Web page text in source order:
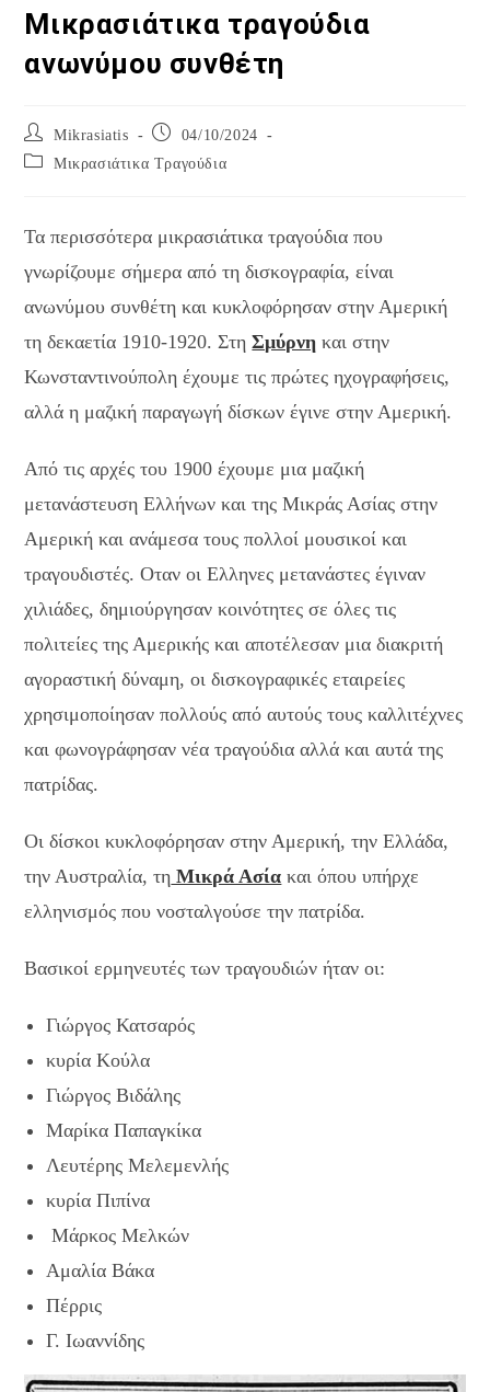
Μικρασιάτικα τραγούδια
ανωνύμου συνθέτη
Post
author:
Mikrasiatis
Post 04/10/2024
Post Μικρασιάτικα Τραγούδια
Τα περισσότερα μικρασιάτικα τραγούδια που
γνωρίζουμε σήμερα από τη δισκογραφία, είναι
ανωνύμου συνθέτη και κυκλοφόρησαν στην Αμερική
τη δεκαετία 1910-1920. ΣτηΣμύρνη και στην
Κωνσταντινούπολη έχουμε τις πρώτες ηχογραφήσεις,
αλλά η μαζική παραγωγή δίσκων έγινε στην Αμερική.
Από τις αρχές του 1900 έχουμε μια μαζική
μετανάστευση Ελλήνων και της Μικράς Ασίας στην
Αμερική και ανάμεσα τους πολλοί μουσικοί και
τραγουδιστές. Οταν οι Ελληνες μετανάστες έγιναν
χιλιάδες, δημιούργησαν κοινότητες σε όλες τις
πολιτείες της Αμερικής και αποτέλεσαν μια διακριτή
αγοραστική δύναμη, οι δισκογραφικές εταιρείες
χρησιμοποίησαν πολλούς από αυτούς τους καλλιτέχνες
και φωνογράφησαν νέα τραγούδια αλλά και αυτά της
πατρίδας.
Οι δίσκοι κυκλοφόρησαν στην Αμερική, την Ελλάδα,
την Αυστραλία, τη Μικρά Ασία και όπου υπήρχε
ελληνισμός που νοσταλγούσε την πατρίδα.
Βασικοί ερμηνευτές των τραγουδιών ήταν οι:
Γιώργος Κατσαρός
κυρία Κούλα
Γιώργος Βιδάλης
Μαρίκα Παπαγκίκα
Λευτέρης Μελεμενλής
κυρία Πιπίνα
Μάρκος Μελκών
Αμαλία Βάκα
Πέρρις
Γ. Ιωαννίδης